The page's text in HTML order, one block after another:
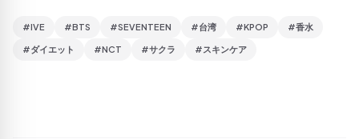
#IVE #BTS #SEVENTEEN #台湾 #KPOP #香水
#ダイエット #NCT #サクラ #スキンケア